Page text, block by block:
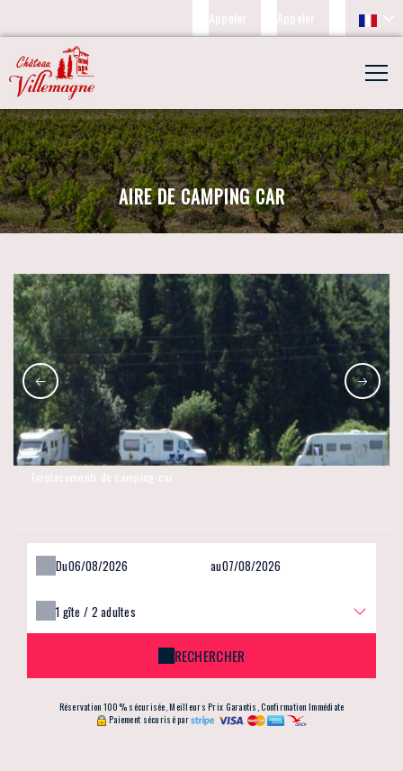
Appeler
Appeler
AIRE DE CAMPING CAR
Emplacements de camping-car
Du au
1 gîte / 2adultes
RECHERCHER
Réservation 100% sécurisée, Meilleurs Prix Garantis, Confirmation Immédiate
Paiement sécurisé par